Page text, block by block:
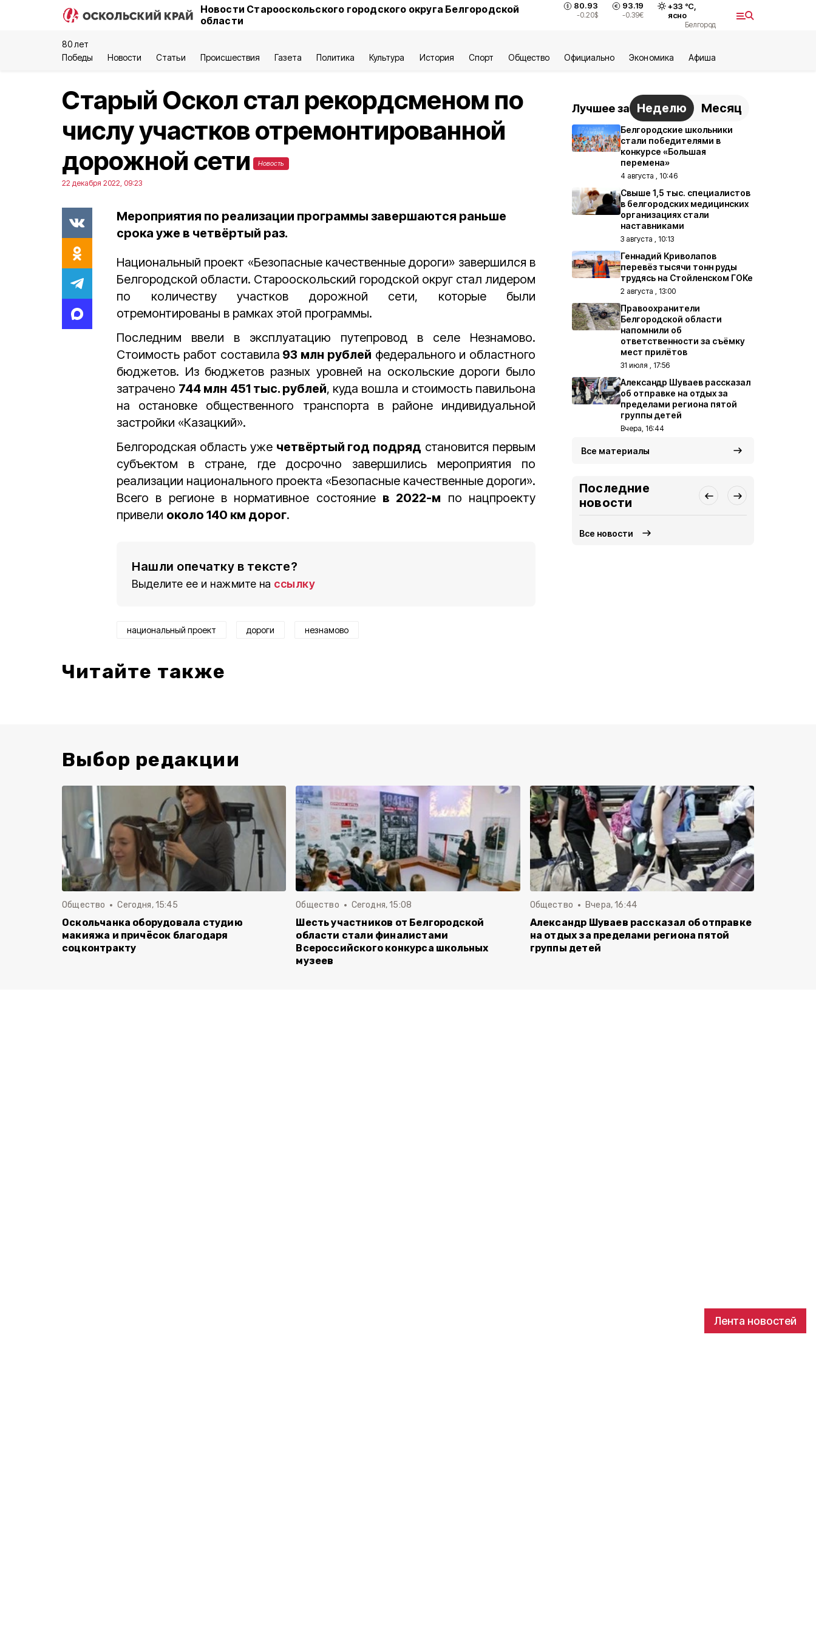
Новости Старооскольского городского округа Белгородской
области
80.93
-0.20$
93.19
-0.39€
+33 °С,
ясно
Белгород
80 лет
Победы
Новости Статьи Происшествия Газета Политика Культура История Спорт Общество Официально Экономика Aфиша
Лента новостей
Старый Оскол стал рекордсменом по
числу участков отремонтированной
дорожной сети
Новость
22 декабря 2022, 09:23
Мероприятия по реализации программы завершаются раньше
срока уже в четвёртый раз.
Национальный проект «Безопасные качественные дороги» завершился в
Белгородской области. Старооскольский городской округ стал лидером
по количеству участков дорожной сети, которые были
отремонтированы в рамках этой программы.
Последним ввели в эксплуатацию путепровод в селе Незнамово.
Стоимость работ составила 93 млн рублей федерального и областного
бюджетов. Из бюджетов разных уровней на оскольские дороги было
затрачено 744 млн 451 тыс. рублей, куда вошла и стоимость павильона
на остановке общественного транспорта в районе индивидуальной
застройки «Казацкий».
Белгородская область уже четвёртый год подряд становится первым
субъектом в стране, где досрочно завершились мероприятия по
реализации национального проекта «Безопасные качественные дороги».
Всего в регионе в нормативное состояние в 2022-м по нацпроекту
привели около 140 км дорог.
Нашли опечатку в тексте?
Выделите ее и нажмите на ссылку
национальный проект дороги незнамово
Читайте также
Лучшее за Неделю Месяц
Белгородские школьники
стали победителями в
конкурсе «Большая
перемена»
4 августа , 10:46
Свыше 1,5 тыс. специалистов
в белгородских медицинских
организациях стали
наставниками
3 августа , 10:13
Геннадий Криволапов
перевёз тысячи тонн руды
трудясь на Стойленском ГОКе
2 августа , 13:00
Правоохранители
Белгородской области
напомнили об
ответственности за съёмку
мест прилётов
31 июля , 17:56
Александр Шуваев рассказал
об отправке на отдых за
пределами региона пятой
группы детей
Вчера, 16:44
Все материалы
Последние
новости
Все новости
Выбор редакции
Общество Сегодня, 15:45
Оскольчанка оборудовала студию
макияжа и причёсок благодаря
соцконтракту
Общество Сегодня, 15:08
Шесть участников от Белгородской
области стали финалистами
Всероссийского конкурса школьных
музеев
Общество Вчера, 16:44
Александр Шуваев рассказал об отправке
на отдых за пределами региона пятой
группы детей